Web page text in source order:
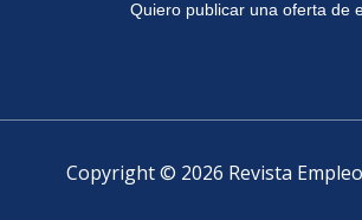
Quiero publicar una oferta de
Copyright © 2026 Revista